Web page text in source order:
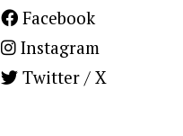
Facebook
Instagram
Twitter / X